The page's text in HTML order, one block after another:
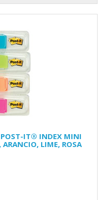
POST-IT® INDEX MINI
ARANCIO, LIME, ROSA